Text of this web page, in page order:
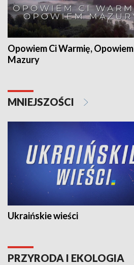
Opowiem Ci Warmię, Opowiem
Mazury
MNIEJSZOŚCI
Ukraińskie wieści
PRZYRODA I EKOLOGIA